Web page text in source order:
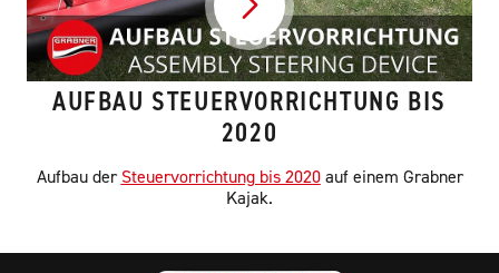
AUFBAU STEUERVORRICHTUNG BIS
2020
Aufbau derSteuervorrichtung bis 2020auf einem Grabner
Kajak.